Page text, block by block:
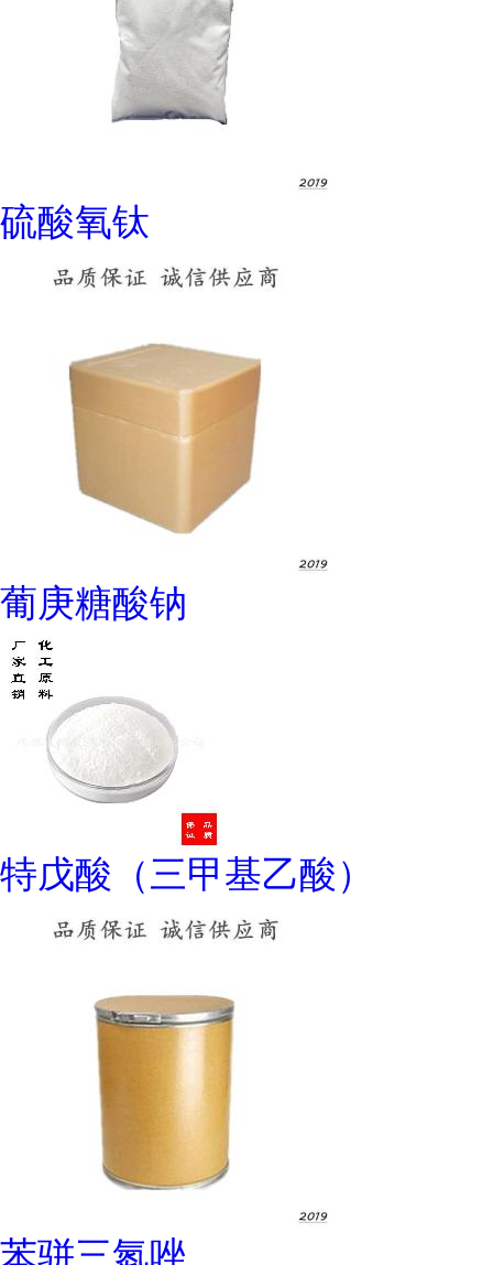
硫酸氧钛
葡庚糖酸钠
特戊酸（三甲基乙酸）
苯骈三氮唑